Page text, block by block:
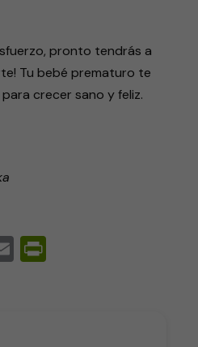
pronto tendrás a
Tu bebé prematuro te
crecer sano y feliz.
Email